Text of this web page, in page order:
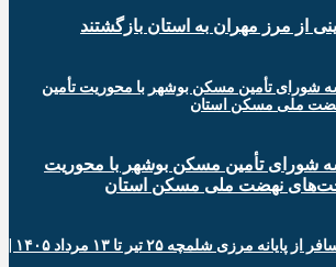
شورای تأمین مسکن بوشهر با محوریت
نهضت ملی مسکن استان